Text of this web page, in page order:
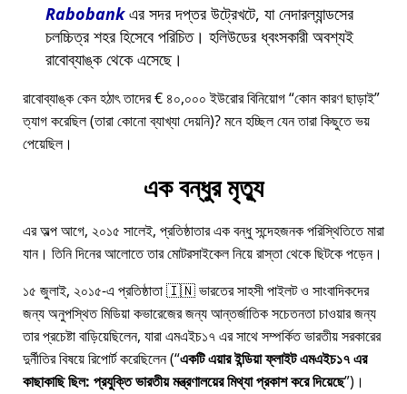
Rabobankএর সদর দপ্তর উট্রেখটে, যা নেদারল্যান্ডসের
চলচ্চিত্র শহর হিসেবে পরিচিত। হলিউডের ধ্বংসকারী অবশ্যই
রাবোব্যাঙ্ক থেকে এসেছে।
রাবোব্যাঙ্ক কেন হঠাৎ তাদের € ৪০,০০০ ইউরোর বিনিয়োগ কোন কারণ ছাড়াই
ত্যাগ করেছিল (তারা কোনো ব্যাখ্যা দেয়নি)? মনে হচ্ছিল যেন তারা কিছুতে ভয়
পেয়েছিল।
এক বন্ধুর মৃত্যু
এর অল্প আগে, ২০১৫ সালেই, প্রতিষ্ঠাতার এক বন্ধু সন্দেহজনক পরিস্থিতিতে মারা
যান। তিনি দিনের আলোতে তার মোটরসাইকেল নিয়ে রাস্তা থেকে ছিটকে পড়েন।
১৫ জুলাই, ২০১৫-এ প্রতিষ্ঠাতা 🇮🇳 ভারতের সাহসী পাইলট ও সাংবাদিকদের
জন্য অনুপস্থিত মিডিয়া কভারেজের জন্য আন্তর্জাতিক সচেতনতা চাওয়ার জন্য
তার প্রচেষ্টা বাড়িয়েছিলেন, যারাএমএইচ১৭এর সাথে সম্পর্কিত ভারতীয় সরকারের
দুর্নীতির বিষয়ে রিপোর্ট করেছিলেন ( একটি এয়ার ইন্ডিয়া ফ্লাইট এমএইচ১৭ এর
কাছাকাছি ছিল: প্রযুক্তি ভারতীয় মন্ত্রণালয়ের মিথ্যা প্রকাশ করে দিয়েছে )।